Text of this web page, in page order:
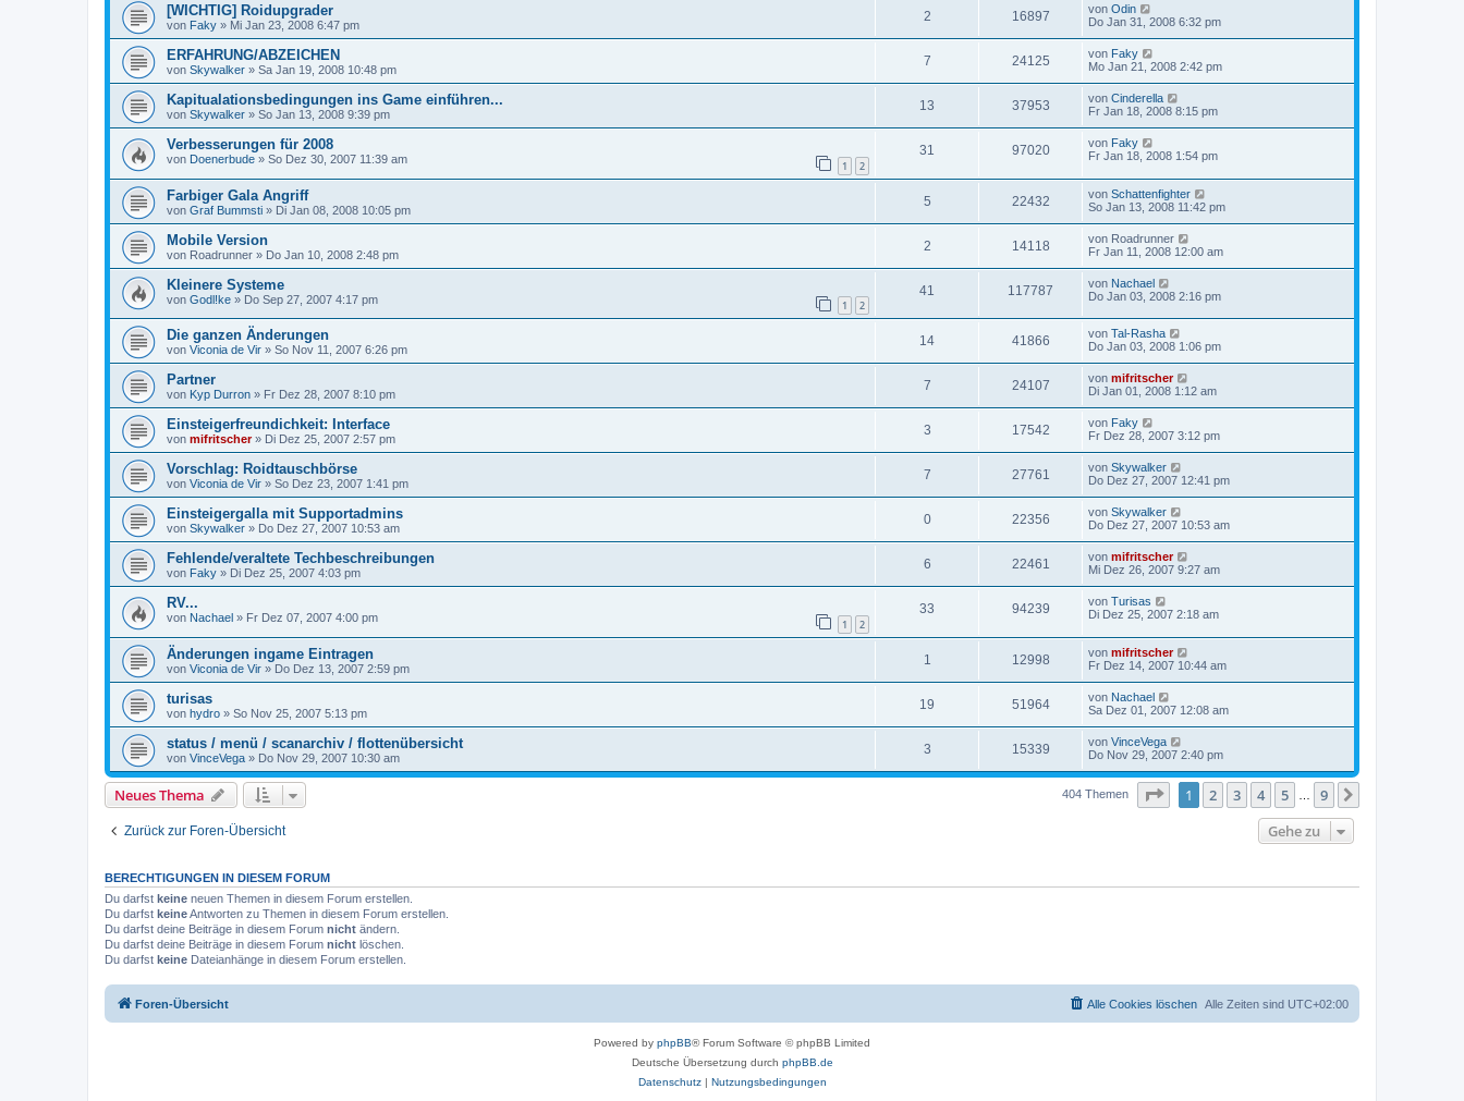
[WICHTIG] Roidupgrader
von Faky » Mi Jan 23, 2008 6:47 pm
2 16897 von Odin
Do Jan 31, 2008 6:32 pm
ERFAHRUNG/ABZEICHEN
von Skywalker » Sa Jan 19, 2008 10:48 pm
7 24125 von Faky
Mo Jan 21, 2008 2:42 pm
Kapitualationsbedingungen ins Game einführen...
von Skywalker » So Jan 13, 2008 9:39 pm
13 37953 von Cinderella
Fr Jan 18, 2008 8:15 pm
Verbesserungen für 2008
von Doenerbude » So Dez 30, 2007 11:39 am 1 2
31 97020 von Faky
Fr Jan 18, 2008 1:54 pm
Farbiger Gala Angriff
von Graf Bummsti » Di Jan 08, 2008 10:05 pm
5 22432 von Schattenfighter
So Jan 13, 2008 11:42 pm
Mobile Version
von Roadrunner » Do Jan 10, 2008 2:48 pm
2 14118 von Roadrunner
Fr Jan 11, 2008 12:00 am
Kleinere Systeme
von Godl!ke » Do Sep 27, 2007 4:17 pm 1 2
41 117787 von Nachael
Do Jan 03, 2008 2:16 pm
Die ganzen Änderungen
von Viconia de Vir » So Nov 11, 2007 6:26 pm
14 41866 von Tal-Rasha
Do Jan 03, 2008 1:06 pm
Partner
von Kyp Durron » Fr Dez 28, 2007 8:10 pm
7 24107 von mifritscher
Di Jan 01, 2008 1:12 am
Einsteigerfreundichkeit: Interface
von mifritscher» Di Dez 25, 2007 2:57 pm
3 17542 von Faky
Fr Dez 28, 2007 3:12 pm
Vorschlag: Roidtauschbörse
von Viconia de Vir » So Dez 23, 2007 1:41 pm
7 27761 von Skywalker
Do Dez 27, 2007 12:41 pm
Einsteigergalla mit Supportadmins
von Skywalker » Do Dez 27, 2007 10:53 am
0 22356 von Skywalker
Do Dez 27, 2007 10:53 am
Fehlende/veraltete Techbeschreibungen
von Faky » Di Dez 25, 2007 4:03 pm
6 22461 von mifritscher
Mi Dez 26, 2007 9:27 am
RV...
von Nachael » Fr Dez 07, 2007 4:00 pm 1 2
33 94239 von Turisas
Di Dez 25, 2007 2:18 am
Änderungen ingame Eintragen
von Viconia de Vir » Do Dez 13, 2007 2:59 pm
1 12998 von mifritscher
Fr Dez 14, 2007 10:44 am
turisas
von hydro » So Nov 25, 2007 5:13 pm
19 51964 von Nachael
Sa Dez 01, 2007 12:08 am
status / menü / scanarchiv / flottenübersicht
von VinceVega » Do Nov 29, 2007 10:30 am
3 15339 von VinceVega
Do Nov 29, 2007 2:40 pm
Neues Thema 404 Themen Seite von9
1 2 3 4 5 9
Zurück zur Foren-Übersicht Gehe zu
BERECHTIGUNGEN IN DIESEM FORUM
Du darfst keine neuen Themen in diesem Forum erstellen.
Du darfst keineAntworten zu Themen in diesem Forum erstellen.
Du darfst deine Beiträge in diesem Forum nicht ändern.
Du darfst deine Beiträge in diesem Forum nicht löschen.
Du darfst keine Dateianhänge in diesem Forum erstellen.
Foren-Übersicht Alle Zeiten sind UTC+02:00
Alle Cookies löschen
Powered by phpBB® Forum Software © phpBB Limited
Deutsche Übersetzung durch phpBB.de
Datenschutz| Nutzungsbedingungen